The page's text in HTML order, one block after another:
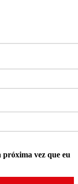
próxima vez que eu